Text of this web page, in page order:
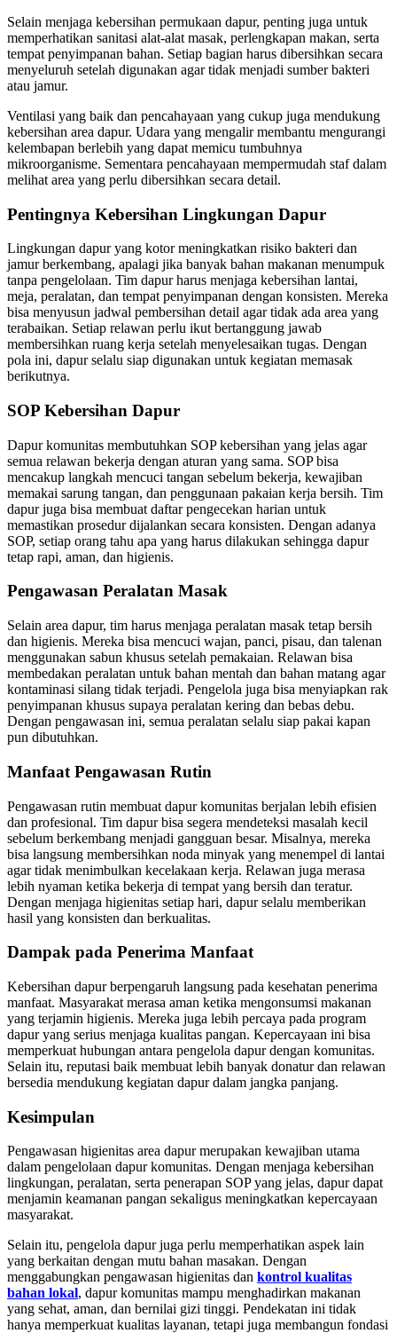
Selain menjaga kebersihan permukaan dapur, penting juga untuk
memperhatikan sanitasi alat-alat masak, perlengkapan makan, serta
tempat penyimpanan bahan. Setiap bagian harus dibersihkan secara
menyeluruh setelah digunakan agar tidak menjadi sumber bakteri
atau jamur.
Ventilasi yang baik dan pencahayaan yang cukup juga mendukung
kebersihan area dapur. Udara yang mengalir membantu mengurangi
kelembapan berlebih yang dapat memicu tumbuhnya
mikroorganisme. Sementara pencahayaan mempermudah staf dalam
melihat area yang perlu dibersihkan secara detail.
Pentingnya Kebersihan Lingkungan Dapur
Lingkungan dapur yang kotor meningkatkan risiko bakteri dan
jamur berkembang, apalagi jika banyak bahan makanan menumpuk
tanpa pengelolaan. Tim dapur harus menjaga kebersihan lantai,
meja, peralatan, dan tempat penyimpanan dengan konsisten. Mereka
bisa menyusun jadwal pembersihan detail agar tidak ada area yang
terabaikan. Setiap relawan perlu ikut bertanggung jawab
membersihkan ruang kerja setelah menyelesaikan tugas. Dengan
pola ini, dapur selalu siap digunakan untuk kegiatan memasak
berikutnya.
SOP Kebersihan Dapur
Dapur komunitas membutuhkan SOP kebersihan yang jelas agar
semua relawan bekerja dengan aturan yang sama. SOP bisa
mencakup langkah mencuci tangan sebelum bekerja, kewajiban
memakai sarung tangan, dan penggunaan pakaian kerja bersih. Tim
dapur juga bisa membuat daftar pengecekan harian untuk
memastikan prosedur dijalankan secara konsisten. Dengan adanya
SOP, setiap orang tahu apa yang harus dilakukan sehingga dapur
tetap rapi, aman, dan higienis.
Pengawasan Peralatan Masak
Selain area dapur, tim harus menjaga peralatan masak tetap bersih
dan higienis. Mereka bisa mencuci wajan, panci, pisau, dan talenan
menggunakan sabun khusus setelah pemakaian. Relawan bisa
membedakan peralatan untuk bahan mentah dan bahan matang agar
kontaminasi silang tidak terjadi. Pengelola juga bisa menyiapkan rak
penyimpanan khusus supaya peralatan kering dan bebas debu.
Dengan pengawasan ini, semua peralatan selalu siap pakai kapan
pun dibutuhkan.
Manfaat Pengawasan Rutin
Pengawasan rutin membuat dapur komunitas berjalan lebih efisien
dan profesional. Tim dapur bisa segera mendeteksi masalah kecil
sebelum berkembang menjadi gangguan besar. Misalnya, mereka
bisa langsung membersihkan noda minyak yang menempel di lantai
agar tidak menimbulkan kecelakaan kerja. Relawan juga merasa
lebih nyaman ketika bekerja di tempat yang bersih dan teratur.
Dengan menjaga higienitas setiap hari, dapur selalu memberikan
hasil yang konsisten dan berkualitas.
Dampak pada Penerima Manfaat
Kebersihan dapur berpengaruh langsung pada kesehatan penerima
manfaat. Masyarakat merasa aman ketika mengonsumsi makanan
yang terjamin higienis. Mereka juga lebih percaya pada program
dapur yang serius menjaga kualitas pangan. Kepercayaan ini bisa
memperkuat hubungan antara pengelola dapur dengan komunitas.
Selain itu, reputasi baik membuat lebih banyak donatur dan relawan
bersedia mendukung kegiatan dapur dalam jangka panjang.
Kesimpulan
Pengawasan higienitas area dapur merupakan kewajiban utama
dalam pengelolaan dapur komunitas. Dengan menjaga kebersihan
lingkungan, peralatan, serta penerapan SOP yang jelas, dapur dapat
menjamin keamanan pangan sekaligus meningkatkan kepercayaan
masyarakat.
Selain itu, pengelola dapur juga perlu memperhatikan aspek lain
yang berkaitan dengan mutu bahan masakan. Dengan
menggabungkan pengawasan higienitas dan kontrol kualitas
bahan lokal, dapur komunitas mampu menghadirkan makanan
yang sehat, aman, dan bernilai gizi tinggi. Pendekatan ini tidak
hanya memperkuat kualitas layanan, tetapi juga membangun fondasi